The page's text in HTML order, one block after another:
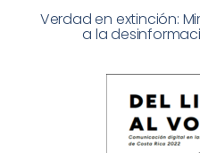
Verdad en extinción:
a la